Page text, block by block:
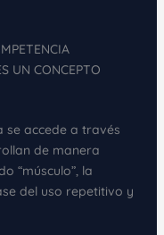
UN CONCEPTO
se accede a través
de manera
“músculo”, la
del uso repetitivo y